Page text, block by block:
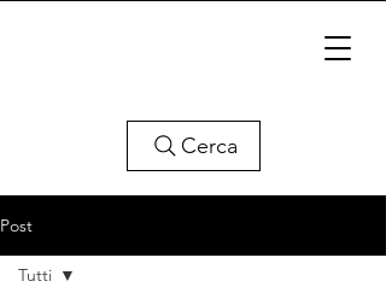
Cerca
Post
Tutti